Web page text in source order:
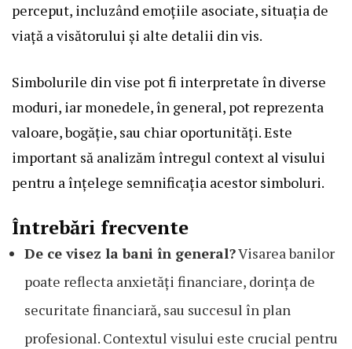
perceput, incluzând emoțiile asociate, situația de
viață a visătorului și alte detalii din vis.
Simbolurile din vise pot fi interpretate în diverse
moduri, iar monedele, în general, pot reprezenta
valoare, bogăție, sau chiar oportunități. Este
important să analizăm întregul context al visului
pentru a înțelege semnificația acestor simboluri.
Întrebări frecvente
De ce visez la bani în general?Visarea banilor
poate reflecta anxietăți financiare, dorința de
securitate financiară, sau succesul în plan
profesional. Contextul visului este crucial pentru